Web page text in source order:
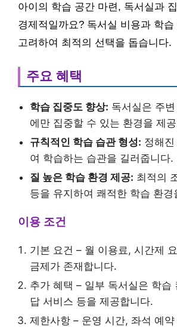
아이의 학습 공간 마련, 독서실과
경제적일까요? 독서실 비용과 학
고려하여 최적의 선택을 돕습니다.
주요 혜택
학습 집중도 향상: 독서실은 주
에만 집중할 수 있는 환경을 제
규칙적인 학습 습관 형성: 정해
여 학습하는 습관을 길러줍니다.
질 높은 학습 환경 제공: 최적의
등을 유지하여 쾌적한 학습 환경
이용 조건
기본 요건 – 월 이용료, 시간제
금제가 존재합니다.
추가 혜택 – 일부 독서실은 학습
답 서비스 등을 제공합니다.
제한사항 – 운영 시간, 좌석 예